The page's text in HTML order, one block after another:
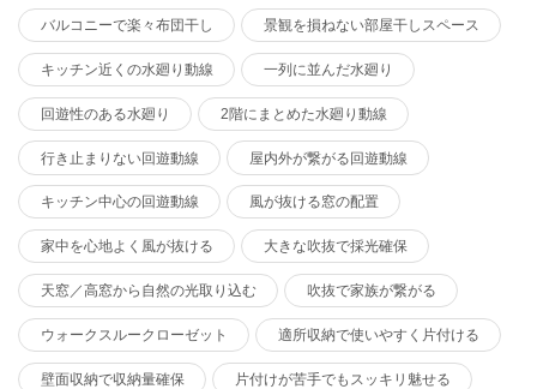
バルコニーで楽々布団干し 景観を損ねない部屋干しスペース
キッチン近くの水廻り動線 一列に並んだ水廻り
回遊性のある水廻り 2階にまとめた水廻り動線
行き止まりない回遊動線 屋内外が繋がる回遊動線
キッチン中心の回遊動線 風が抜ける窓の配置
家中を心地よく風が抜ける 大きな吹抜で採光確保
天窓／高窓から自然の光取り込む 吹抜で家族が繋がる
ウォークスルークローゼット 適所収納で使いやすく片付ける
壁面収納で収納量確保 片付けが苦手でもスッキリ魅せる